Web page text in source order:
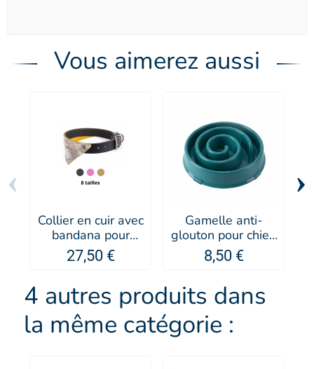
Vous aimerez aussi
Collier en cuir avec
bandana pour
chien Malibu -
MARTIN SELLIER
27,50 €
Gamelle anti-
glouton pour chien
Sloweat - Doogy
8,50 €
‹ ›
4 autres produits dans
la même catégorie :